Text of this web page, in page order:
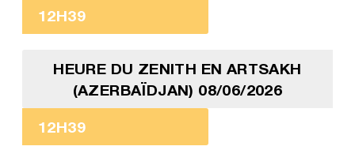
12H39
HEURE DU ZENITH EN ARTSAKH
(AZERBAÏDJAN) 08/06/2026
12H39